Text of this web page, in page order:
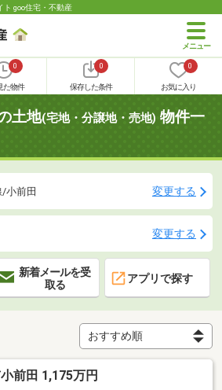
ト goo住宅・不動産
0
た物件
0
保存した条件
0
お気に入り
土地(宅地・分譲地・売地) 物件一
小前田 変更する
変更する
新着メールを受
取る
アプリで探す
前田 1,175万円